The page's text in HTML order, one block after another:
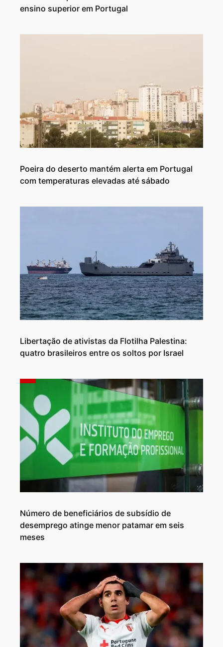
ensino superior em Portugal
Poeira do deserto mantém alerta em Portugal
com temperaturas elevadas até sábado
Libertação de ativistas da Flotilha Palestina:
quatro brasileiros entre os soltos por Israel
Número de beneficiários de subsídio de
desemprego atinge menor patamar em seis
meses